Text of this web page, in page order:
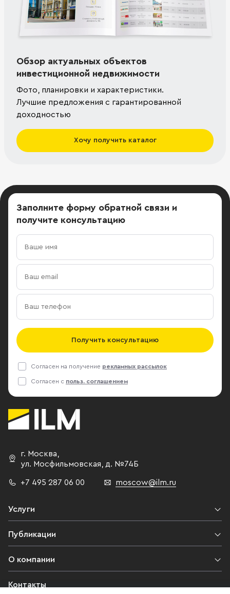
Обзор актуальных объектов
инвестиционной недвижимости
Фото, планировки и характеристики.
Лучшие предложения с гарантированной
доходностью
Хочу получить каталог
Заполните форму обратной связи и
получите консультацию
Получить консультацию
Согласен на получение рекламных рассылок
Согласен с польз. соглашением
г. Москва,
ул. Мосфильмовская, д. №74Б
+7 495 287 06 00 moscow@ilm.ru
Услуги
Публикации
О компании
Контакты